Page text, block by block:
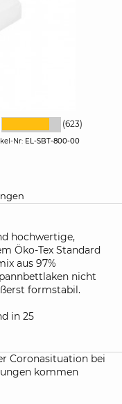
(623)
Nr: EL-SBT-800-00
hochwertige,
Öko-Tex Standard
aus 97%
nicht
formstabil.
in 25
Coronasituation bei
kommen